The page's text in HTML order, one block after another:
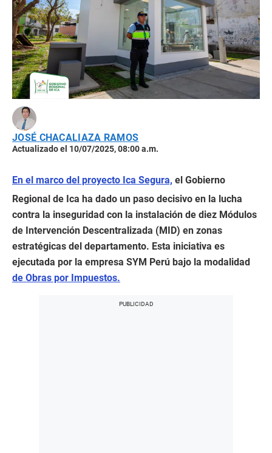
JOSÉ CHACALIAZA RAMOS
Actualizado el 10/07/2025, 08:00 a.m.
En el marco del proyecto Ica Segura, el Gobierno
Regional de Ica ha dado un paso decisivo en la lucha
contra la inseguridad con la instalación de diez Módulos
de Intervención Descentralizada (MID) en zonas
estratégicas del departamento. Esta iniciativa es
ejecutada por la empresa SYM Perú bajo la modalidad
de Obras por Impuestos.